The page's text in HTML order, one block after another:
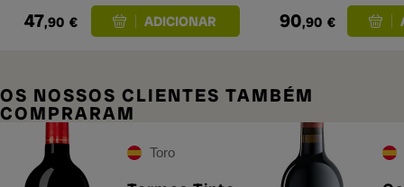
47,90 € 90,90 €
OS NOSSOS CLIENTES TAMBÉM
COMPRARAM
Toro